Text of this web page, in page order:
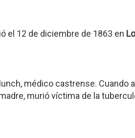
el 12 de diciembre de 1863 en
médico castrense. Cuando
murió víctima de la